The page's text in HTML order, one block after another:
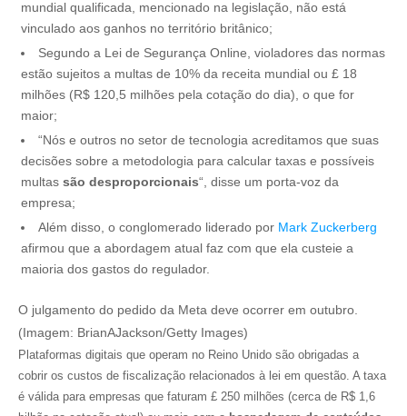
mundial qualificada, mencionado na legislação, não está
vinculado aos ganhos no território britânico;
Segundo a Lei de Segurança Online, violadores das normas
estão sujeitos a multas de 10% da receita mundial ou £ 18
milhões (R$ 120,5 milhões pela cotação do dia), o que for
maior;
“Nós e outros no setor de tecnologia acreditamos que suas
decisões sobre a metodologia para calcular taxas e possíveis
multas são desproporcionais“, disse um porta-voz da
empresa;
Além disso, o conglomerado liderado por Mark Zuckerberg
afirmou que a abordagem atual faz com que ela custeie a
maioria dos gastos do regulador.
O julgamento do pedido da Meta deve ocorrer em outubro.
(Imagem: BrianAJackson/Getty Images)
Plataformas digitais que operam no Reino Unido são obrigadas a
cobrir os custos de fiscalização relacionados à lei em questão. A taxa
é válida para empresas que faturam £ 250 milhões (cerca de R$ 1,6